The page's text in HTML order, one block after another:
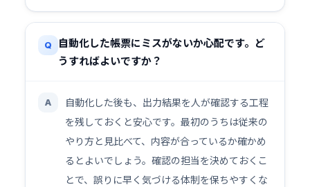
Q
自動化した帳票にミスがないか心配です。ど
うすればよいですか？
A
自動化した後も、出力結果を人が確認する工程
を残しておくと安心です。最初のうちは従来の
やり方と見比べて、内容が合っているか確かめ
るとよいでしょう。確認の担当を決めておくこ
とで、誤りに早く気づける体制を保ちやすくな